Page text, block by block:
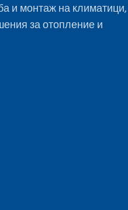
и монтаж на климатици,
за отопление и